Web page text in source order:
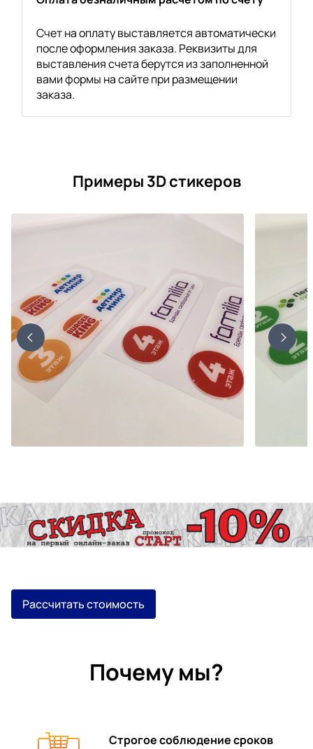
Счет на оплату выставляется автоматически
после оформления заказа. Реквизиты для
выставления счета берутся из заполненной
вами формы на сайте при размещении
заказа.
Примеры 3D стикеров
Рассчитать стоимость
Почему мы?
Строгое соблюдение сроков